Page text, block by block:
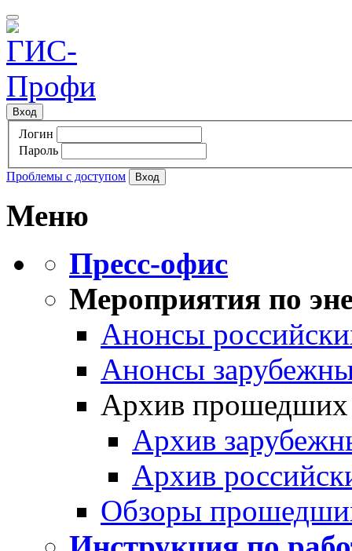
Вход
Логин
Пароль
Проблемы с доступом
Меню
Пресс-офис
Мероприятия по
Анонсы
Анонсы
Архив прошедших
Архив
Архив
Обзоры